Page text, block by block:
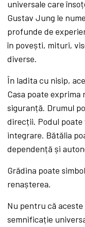
universale care
Gustav Jung le
profunde de
în povești, mituri,
diverse.
În ladita cu nisip,
Casa poate
siguranță. Drumul
direcții. Podul
integrare. Bătălia
dependență și
Grădina poate
renașterea.
Nu pentru că aceste
semnificație